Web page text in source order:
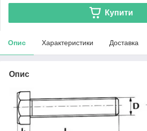
Купити
Опис Характеристики Доставка
Опис